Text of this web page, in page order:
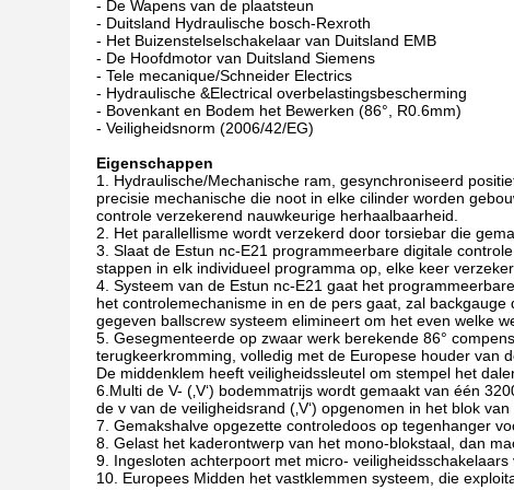
- De Wapens van de plaatsteun
- Duitsland Hydraulische bosch-Rexroth
- Het Buizenstelselschakelaar van Duitsland EMB
- De Hoofdmotor van Duitsland Siemens
- Tele mecanique/Schneider Electrics
- Hydraulische &Electrical overbelastingsbescherming
- Bovenkant en Bodem het Bewerken (86°, R0.6mm)
- Veiligheidsnorm (2006/42/EG)
Eigenschappen
1. Hydraulische/Mechanische ram, gesynchroniseerd
precisie mechanische die noot in elke cilinder worden
controle verzekerend nauwkeurige herhaalbaarheid.
2. Het parallellisme wordt verzekerd door torsiebar die
3. Slaat de Estun nc-E21 programmeerbare digitale
stappen in elk individueel programma op, elke keer
4. Systeem van de Estun nc-E21 gaat het
het controlemechanisme in en de pers gaat, zal
gegeven ballscrew systeem elimineert om het even welke
5. Gesegmenteerde op zwaar werk berekende 86°
terugkeerkromming, volledig met de Europese houder van
De middenklem heeft veiligheidssleutel om stempel het
6.Multi de V- (‚V‘) bodemmatrijs wordt gemaakt van één
de v van de veiligheidsrand (‚V‘) opgenomen in het blok
7. Gemakshalve opgezette controledoos op tegenhanger
8. Gelast het kaderontwerp van het mono-blokstaal, dan
9. Ingesloten achterpoort met micro-
10. Europees Midden het vastklemmen systeem, die